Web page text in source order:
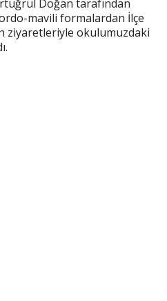
Doğan tarafından
mavili formalardan İlçe
ziyaretleriyle okulumuzdaki